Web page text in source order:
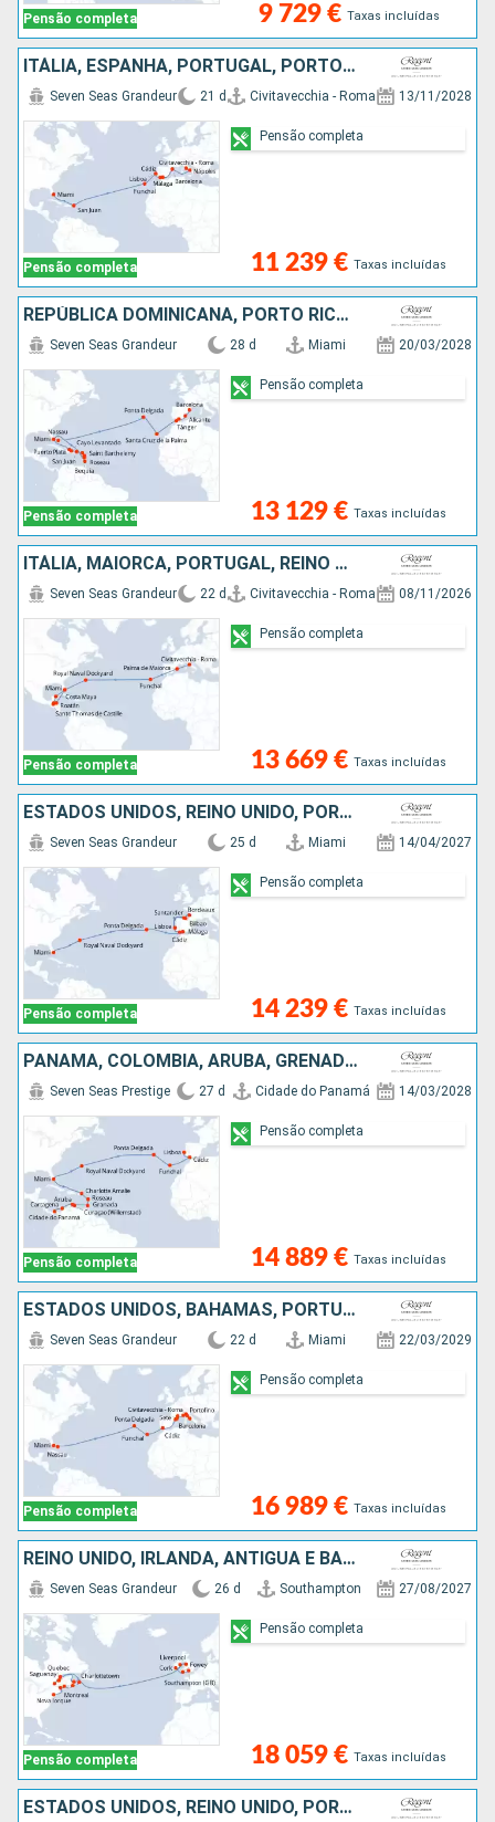
Pensão completa 9 729 € Taxas incluídas
ITÁLIA, ESPANHA, PORTUGAL, PORTO RICO, ESTADOS UNIDOS
Pensão completa
Seven Seas Grandeur 21 d Civitavecchia - Roma 13/11/2028
11 239 € Taxas incluídas
Pensão completa
REPÚBLICA DOMINICANA, PORTO RICO, FRANÇA, DOMINICA, GUADALUPE, ST VINCENT E GRENADINES, ESTADOS UNIDOS, BAHAMAS, PORTUGAL, MAIORCA, MARROCOS, ESPANHA
Pensão completa
Seven Seas Grandeur 28 d Miami 20/03/2028
13 129 € Taxas incluídas
Pensão completa
ITÁLIA, MAIORCA, PORTUGAL, REINO UNIDO, HONDURAS, GUATEMALA, BELIZE, CARAIBAS - MEXICO, ESTADOS UNIDOS
Pensão completa
Seven Seas Grandeur 22 d Civitavecchia - Roma 08/11/2026
13 669 € Taxas incluídas
Pensão completa
ESTADOS UNIDOS, REINO UNIDO, PORTUGAL, ESPANHA, FRANÇA
Pensão completa
Seven Seas Grandeur 25 d Miami 14/04/2027
14 239 € Taxas incluídas
Pensão completa
PANAMA, COLÔMBIA, ARUBA, GRENADA, DOMINICA, ESTADOS UNIDOS, REINO UNIDO, PORTUGAL, ESPANHA
Pensão completa
Seven Seas Prestige 27 d Cidade do Panamá 14/03/2028
14 889 € Taxas incluídas
Pensão completa
ESTADOS UNIDOS, BAHAMAS, PORTUGAL, ESPANHA, FRANÇA, MÔNACO, ITÁLIA
Pensão completa
Seven Seas Grandeur 22 d Miami 22/03/2029
16 989 € Taxas incluídas
Pensão completa
REINO UNIDO, IRLANDA, ANTÍGUA E BARBUDA, CANADÁ, ESTADOS UNIDOS
Pensão completa
Seven Seas Grandeur 26 d Southampton 27/08/2027
18 059 € Taxas incluídas
Pensão completa
ESTADOS UNIDOS, REINO UNIDO, PORTUGAL, TENERIFE, MAIORCA, LANZAROTE, MARROCOS, ESPANHA